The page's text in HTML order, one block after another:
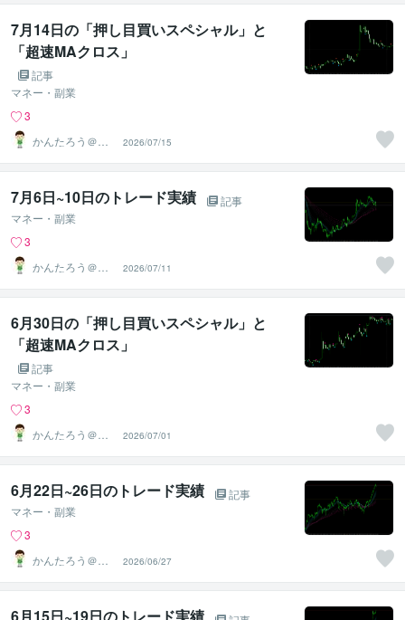
7月14日の「押し目買いスペシャル」と
「超速MAクロス」
記事
マネー・副業
3
かんたろう＠か
んたんFX
2026/07/15
7月6日~10日のトレード実績
記事
マネー・副業
3
かんたろう＠か
んたんFX
2026/07/11
6月30日の「押し目買いスペシャル」と
「超速MAクロス」
記事
マネー・副業
3
かんたろう＠か
んたんFX
2026/07/01
6月22日~26日のトレード実績
記事
マネー・副業
3
かんたろう＠か
んたんFX
2026/06/27